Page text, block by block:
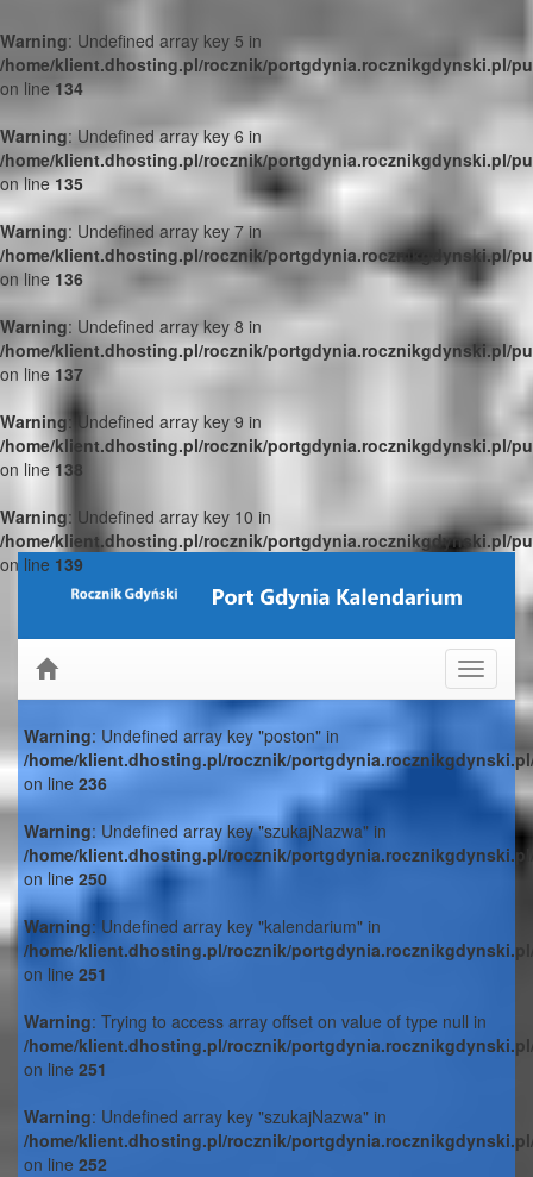
Warning: Undefined array key 5 in
/home/klient.dhosting.pl/rocznik/portgdynia.rocznikgdynski.pl/
on line 134
Warning: Undefined array key 6 in
/home/klient.dhosting.pl/rocznik/portgdynia.rocznikgdynski.pl/
on line135
Warning: Undefined array key 7 in
/home/klient.dhosting.pl/rocznik/portgdynia.rocznikgdynski.pl/
on line 136
Warning: Undefined array key 8 in
/home/klient.dhosting.pl/rocznik/portgdynia.rocznikgdynski.pl/
on line 137
Warning: Undefined array key 9 in
/home/klient.dhosting.pl/rocznik/portgdynia.rocznikgdynski.pl/
on line 138
Warning: Undefined array key 10 in
/home/klient.dhosting.pl/rocznik/portgdynia.rocznikgdynski.pl/
on line 139
Toggle
Warning: Undefined array key "poston" in
/home/klient.dhosting.pl/rocznik/
on line 236
Warning: Undefined array key "szukajNazwa" in
/home/klient.dhosting.pl/rocznik/
on line 250
Warning: Undefined array key "kalendarium" in
/home/klient.dhosting.pl/rocznik/
on line 251
Warning: Trying to access array offset on value of type null in
/home/klient.dhosting.pl/rocznik/
on line 251
Warning: Undefined array key "szukajNazwa" in
/home/klient.dhosting.pl/rocznik/
on line 252